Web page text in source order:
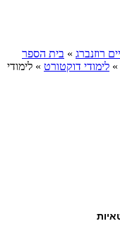
רוזנברג » בית הספר
» לימודי דוקטורט » לימודי